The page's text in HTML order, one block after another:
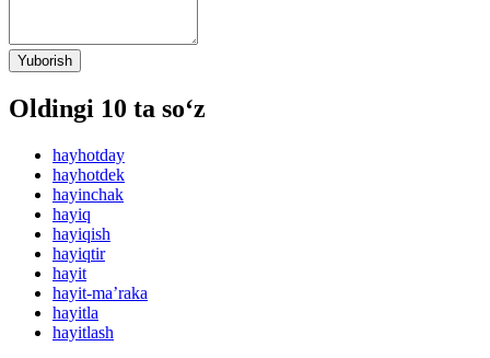
Yuborish
Oldingi 10 ta so‘z
hayhotday
hayhotdek
hayinchak
hayiq
hayiqish
hayiqtir
hayit
hayit-maʼraka
hayitla
hayitlash